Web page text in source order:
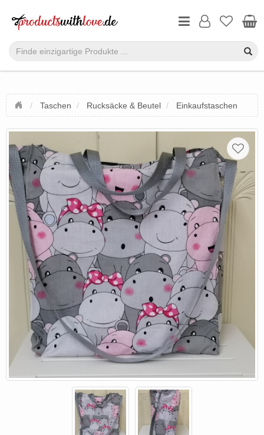
Taschen Rucksäcke & Beutel Einkaufstaschen